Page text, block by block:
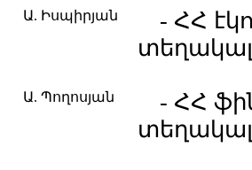
Ա. Իսպիրյան
- ՀՀ
տեղակալ
Ա. Պողոսյան
- ՀՀ
տեղակալ